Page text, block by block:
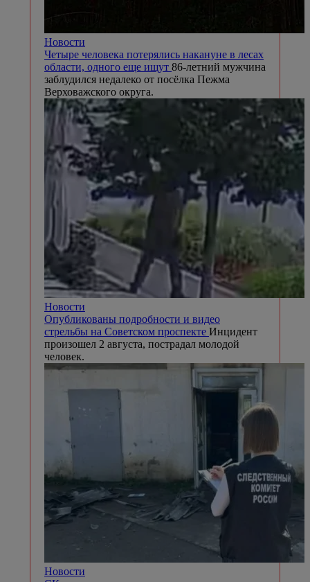
Новости
Четыре человека потерялись накануне в лесах
области, одного еще ищут 86-летний мужчина
заблудился недалеко от посёлка Пежма
Верховажского округа.
Новости
Опубликованы подробности и видео
стрельбы на Советском проспекте Инцидент
произошел 2 августа, пострадал молодой
человек.
Новости